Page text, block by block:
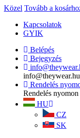
Közel Tovább a
Kapcsolatok
GYIK
Belépés
Bejegyzés
info@theywear.hu
Rendelés
Rendelés
HU
CZ
SK